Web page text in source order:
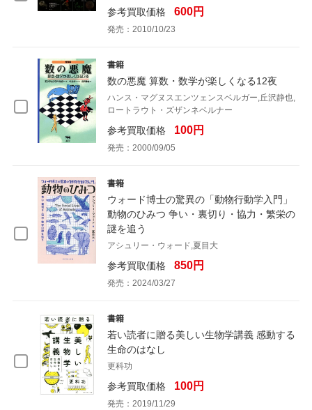
参考買取価格 600円
発売：2010/10/23
書籍
数の悪魔 算数・数学が楽しくなる12夜
ハンス・マグヌスエンツェンスベルガー,丘沢静也,
ロートラウト・ズザンネベルナー
参考買取価格 100円
発売：2000/09/05
書籍
ウォード博士の驚異の「動物行動学入門」
動物のひみつ 争い・裏切り・協力・繁栄の
謎を追う
アシュリー・ウォード,夏目大
参考買取価格 850円
発売：2024/03/27
書籍
若い読者に贈る美しい生物学講義 感動する
生命のはなし
更科功
参考買取価格 100円
発売：2019/11/29